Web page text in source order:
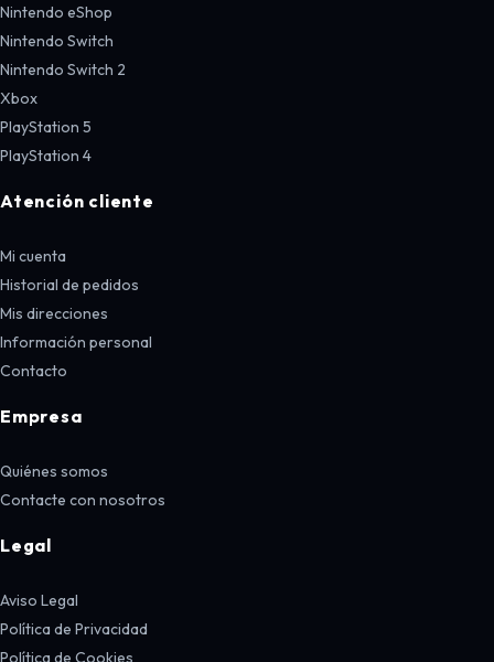
Nintendo eShop
Nintendo Switch
Nintendo Switch 2
Xbox
PlayStation 5
PlayStation 4
Atención cliente
Mi cuenta
Historial de pedidos
Mis direcciones
Información personal
Contacto
Empresa
Quiénes somos
Contacte con nosotros
Legal
Aviso Legal
Política de Privacidad
Política de Cookies